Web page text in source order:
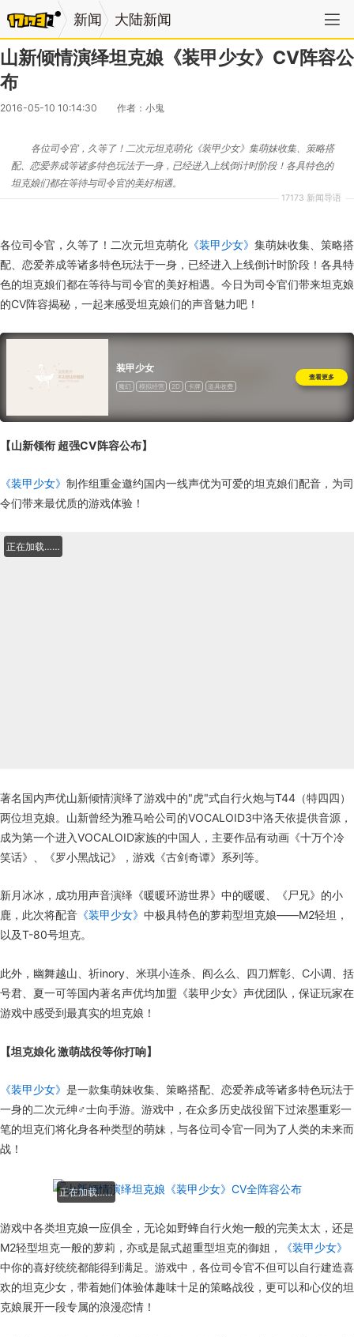
新闻 大陆新闻
山新倾情演绎坦克娘《装甲少女》CV阵容公
布
2016-05-10 10:14:30 作者：小鬼
17173 新闻导语
各位司令官，久等了！二次元坦克萌化《装甲少女》集萌妹收集、策略搭
配、恋爱养成等诸多特色玩法于一身，已经进入上线倒计时阶段！各具特色的
坦克娘们都在等待与司令官的美好相遇。
各位司令官，久等了！二次元坦克萌化 《装甲少女》 集萌妹收集、策略搭
配、恋爱养成等诸多特色玩法于一身，已经进入上线倒计时阶段！各具特
色的坦克娘们都在等待与司令官的美好相遇。今日为司令官们带来坦克娘
的CV阵容揭秘，一起来感受坦克娘们的声音魅力吧！
装甲少女
魔幻 模拟经营 2D 卡牌 道具收费
查看更多
【山新领衔 超强CV阵容公布】
《装甲少女》 制作组重金邀约国内一线声优为可爱的坦克娘们配音，为司
令们带来最优质的游戏体验！
正在加载……
著名国内声优山新倾情演绎了游戏中的"虎"式自行火炮与T44（特四四）
两位坦克娘。山新曾经为雅马哈公司的VOCALOID3中洛天依提供音源，
成为第一个进入VOCALOID家族的中国人，主要作品有动画《十万个冷
笑话》、《罗小黑战记》，游戏《古剑奇谭》系列等。
新月冰冰，成功用声音演绎《暖暖环游世界》中的暖暖、《尸兄》的小
鹿，此次将配音 《装甲少女》 中极具特色的萝莉型坦克娘——M2轻坦，
以及T-80号坦克。
此外，幽舞越山、祈inory、米琪小连杀、阎么么、四刀辉彰、C小调、括
号君、夏一可等国内著名声优均加盟《装甲少女》声优团队，保证玩家在
游戏中感受到最真实的坦克娘！
【坦克娘化 激萌战役等你打响】
《装甲少女》 是一款集萌妹收集、策略搭配、恋爱养成等诸多特色玩法于
一身的二次元绅♂士向手游。游戏中，在众多历史战役留下过浓墨重彩一
笔的坦克们将化身各种类型的萌妹，与各位司令官一同为了人类的未来而
战！
正在加载……
游戏中各类坦克娘一应俱全，无论如野蜂自行火炮一般的完美太太，还是
M2轻型坦克一般的萝莉，亦或是鼠式超重型坦克的御姐，
《装甲少女》
中你的喜好统统都能得到满足。游戏中，各位司令官不但可以自行建造喜
欢的坦克少女，带着她们体验体趣味十足的策略战役，更可以和心仪的坦
克娘展开一段专属的浪漫恋情！